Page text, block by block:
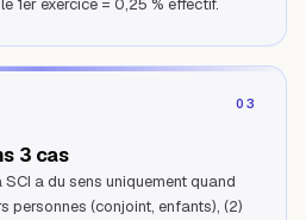
1er exercice = 0,25 % effectif.
03
3 cas
a du sens uniquement quand
personnes (conjoint, enfants), (2)